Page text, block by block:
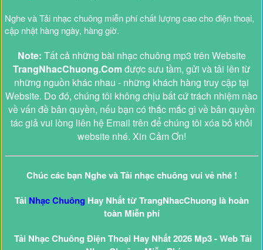
Nghe và Tải nhạc chuông miễn phí chất lượng cao cho điện thoại,
cập nhật hàng ngày, hàng giờ.
Note: Tất cả những bài nhạc chuông mp3 trên Website
TrangNhacChuong.Comđược sưu tầm, gửi và tải lên từ
những nguồn khác nhau - những khách hàng truy cập tại
Website. Do đó, chúng tôi không chịu bất cứ trách nhiệm nào
về vấn đề bản quyền, nếu bạn có thắc mắc gì về bản quyền
tác giả vui lòng liên hệ Email trên để chúng tôi xóa bỏ khỏi
website nhé. Xin Cảm Ơn!
Chúc các bạn Nghe và Tải nhạc chuông vui vẻ nhé !
Tải Nhạc Chuông Hay Nhất từ TrangNhacChuong là hoàn
toàn Miễn phí
Tải Nhạc Chuông Điện Thoại Hay Nhất 2026 Mp3 - Web Tải